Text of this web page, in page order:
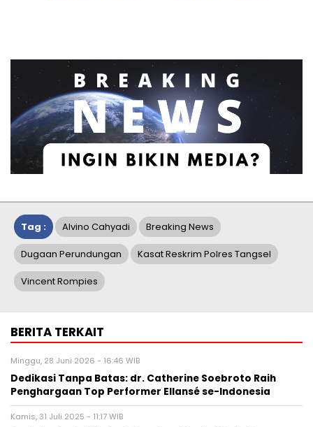
Tag : Alvino Cahyadi Breaking News
Dugaan Perundungan Kasat Reskrim Polres Tangsel
Vincent Rompies
BERITA TERKAIT
Minggu, 28 Juni 2026 - 16:46 WIB
Dedikasi Tanpa Batas: dr. Catherine Soebroto Raih
Penghargaan Top Performer Ellansé se-Indonesia
Kamis, 31 Juli 2025 - 11:17 WIB